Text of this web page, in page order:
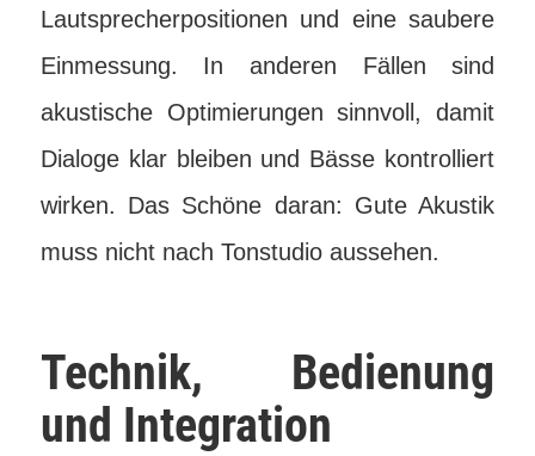
Lautsprecherpositionen und eine saubere
Einmessung. In anderen Fällen sind
akustische Optimierungen sinnvoll, damit
Dialoge klar bleiben und Bässe kontrolliert
wirken. Das Schöne daran: Gute Akustik
muss nicht nach Tonstudio aussehen.
Technik, Bedienung
und Integration